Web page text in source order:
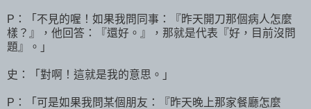
P：「不見的喔！如果我問同事：『昨天開刀那個病人怎麼
樣？』，他回答：『還好。』，那就是代表『好，目前沒問
題』。」
史：「對啊！這就是我的意思。」
P：「可是如果我問某個朋友：『昨天晚上那家餐廳怎麼